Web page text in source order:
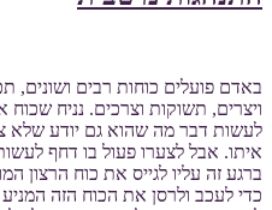
באדם פועלים כוחות רבים ושונים,
ויצרים, תשוקות וצרכים. נניח
לעשות דבר מה שהוא גם יודע שלא
איתו. אבל לצערו פעול בו דחף
ברגע זה עליו לגייס את כוח הרצון
כדי לעכב ולרסן את הכוח הזה